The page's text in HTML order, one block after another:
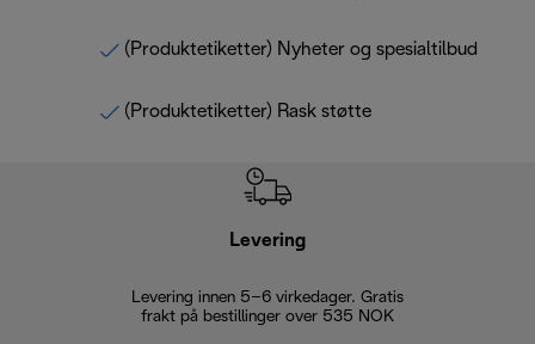
(Produktetiketter) Nyheter og spesialtilbud
(Produktetiketter) Rask støtte
Levering
Levering innen 5–6 virkedager. Gratis
frakt på bestillinger over 535 NOK